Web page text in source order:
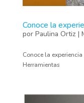
Conoce la
por Paulina Ortiz |
Conoce la
Herramientas